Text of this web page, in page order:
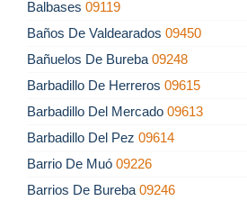
Balbases 09119
Baños De Valdearados 09450
Bañuelos De Bureba 09248
Barbadillo De Herreros 09615
Barbadillo Del Mercado 09613
Barbadillo Del Pez 09614
Barrio De Muó 09226
Barrios De Bureba 09246